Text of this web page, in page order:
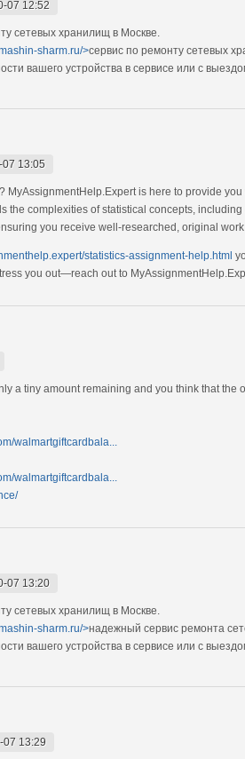
07 12:52
сетевых хранилищ в Москве.
sharm.ru/>сервис по ремонту сетевых
вашего устройства в сервисе или с
13:05
is here to provide
the complexities of statistical concepts,
you receive well-researched, original
statistics-assignment-help.html
you out—reach out to
a tiny amount remaining and you think that
walmartgiftcardbala...
walmartgiftcardbala...
07 13:20
сетевых хранилищ в Москве.
sharm.ru/>надежный сервис ремонта
вашего устройства в сервисе или с
07 13:29